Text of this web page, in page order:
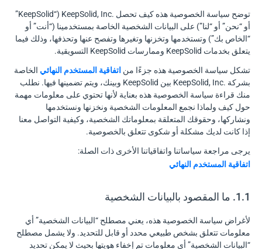
توضح سياسة الخصوصية هذه كيف تحصل KeepSolid, Inc.‎ ‏(“KeepSolid”
أو “نحن” أو “لنا”) على البيانات الشخصية الخاصة بمستخدمينا (“أنت” أو
“الخاص بك”) وتستخدمها وتخزنها وتغيرها وتفصح عنها وتحذفها، وذلك فيما
يتعلق بخدمات KeepSolid وممارسات KeepSolid التسويقية.
تشكل سياسة الخصوصية هذه جزءًا من اتفاقية المستخدم النهائي الخاصة
بشركة KeepSolid, Inc.‎ بين KeepSolid وبينك، ويتم تضمينها فيها. نطلب
منك قراءة سياسة الخصوصية هذه بعناية لأنها تحتوي على معلومات مهمة
حول كيف ولماذا نجمع المعلومات الشخصية ونخزنها ونستخدمها
ونشاركها، وحقوقك المتعلقة بمعلوماتك الشخصية، وكيفية التواصل معنا
إذا كانت لديك مشكلة أو شكوى تتعلق بالخصوصية.
يرجى مراجعة سياساتنا واتفاقياتنا الأخرى ذات الصلة:
اتفاقية المستخدم النهائي
1.1. ما المقصود بالبيانات الشخصية
لأغراض سياسة الخصوصية هذه، يعني مصطلح “البيانات الشخصية” أي
معلومات تتعلق بشخص طبيعي محدد أو قابل للتحديد. ولا يشمل مصطلح
“البيانات الشخصية” أي معلومات تم إخفاء هويتها بحيث لا يمكن تحديد